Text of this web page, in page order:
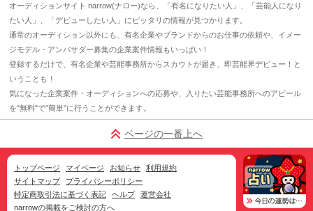
オーディションサイト narrow(ナロー)なら、「有名になりたい人」、「芸能人になり
たい人」、「デビューしたい人」にピッタリの情報が見つかります。
通常のオーディション以外にも、有名企業やブランドからのお仕事の依頼や、イメー
ジモデル・アンバサダー募集の企業案件情報もいっぱい！
登録するだけで、有名企業や芸能事務所からスカウトが届き、即芸能界デビュー！と
いうことも！
気になった企業案件・オーディションへの応募や、入りたい芸能事務所へのアピール
を"無料"で"簡単"に行うことができます。
ページの一番上へ
トップページ マイページ お知らせ
利用規約
サイトマップ
プライバシーポリシー
特定商取引法に基づく表記
ヘルプ
運営会社
narrowの掲載をご検討の方へ